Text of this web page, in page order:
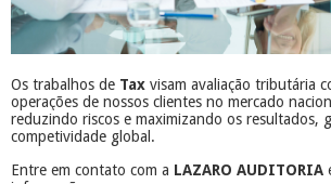
Os trabalhos de Tax visam avaliação tributária
operações de nossos clientes no mercado
reduzindo riscos e maximizando os resultados,
competividade global.
Entre em contato com a LAZARO AUDITORIA